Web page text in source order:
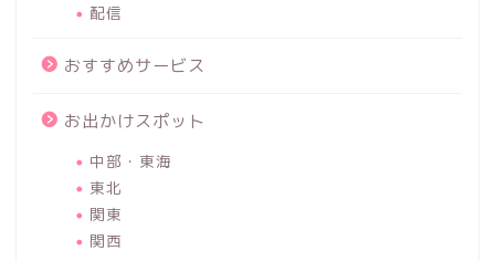
配信
おすすめサービス
お出かけスポット
中部・東海
東北
関東
関西